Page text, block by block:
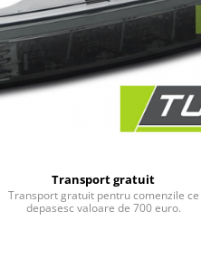
Transport gratuit
Transport gratuit pentru comenzile ce
depasesc valoare de 700 euro.